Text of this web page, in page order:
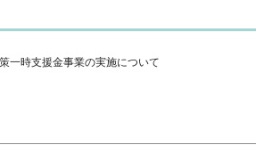
一時支援金事業の実施について